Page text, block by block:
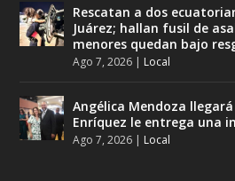
Rescatan a dos
Juárez; hallan fusil de
menores quedan bajo
Ago 7, 2026 | Local
Angélica Mendoza llegará
Enríquez le entrega una
Ago 7, 2026 | Local